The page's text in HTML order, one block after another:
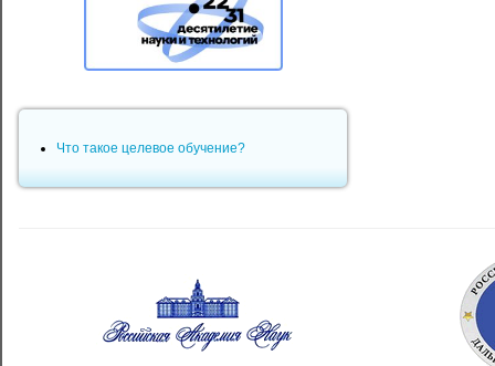
Что такое целевое обучение?